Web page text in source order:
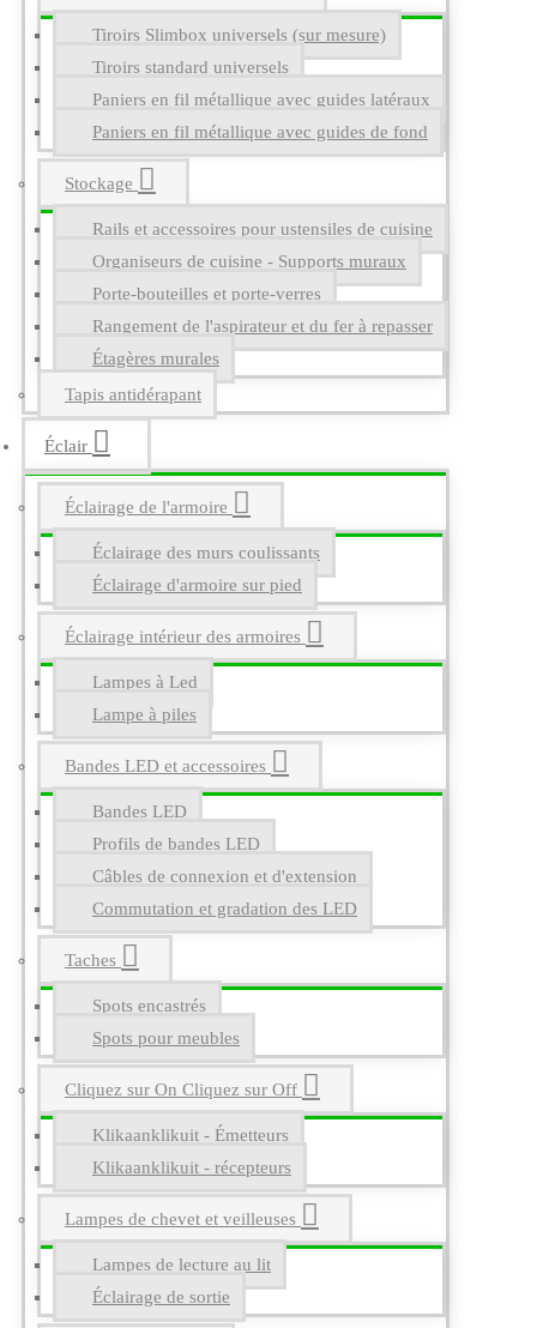
Tiroirs Slimbox universels (sur mesure)
Tiroirs standard universels
Paniers en fil métallique avec guides latéraux
Paniers en fil métallique avec guides de fond
Stockage
Rails et accessoires pour ustensiles de cuisine
Organiseurs de cuisine - Supports muraux
Porte-bouteilles et porte-verres
Rangement de l'aspirateur et du fer à repasser
Étagères murales
Tapis antidérapant
Éclair
Éclairage de l'armoire
Éclairage des murs coulissants
Éclairage d'armoire sur pied
Éclairage intérieur des armoires
Lampes à Led
Lampe à piles
Bandes LED et accessoires
Bandes LED
Profils de bandes LED
Câbles de connexion et d'extension
Commutation et gradation des LED
Taches
Spots encastrés
Spots pour meubles
Cliquez sur On Cliquez sur Off
Klikaanklikuit - Émetteurs
Klikaanklikuit - récepteurs
Lampes de chevet et veilleuses
Lampes de lecture au lit
Éclairage de sortie